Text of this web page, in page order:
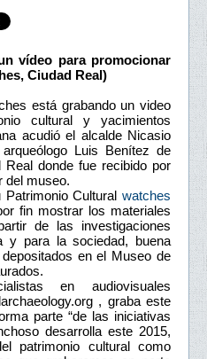
vídeo para promocionar
Ciudad Real)
está grabando un video
cultural y yacimientos
acudió el alcalde Nicasio
Luis Benítez de
donde fue recibido por
del museo.
Cultural watches
fin mostrar los materiales
de las investigaciones
y para la sociedad, buena
en el Museo de
en audiovisuales
, graba este
parte “de las iniciativas
desarrolla este 2015,
patrimonio cultural como